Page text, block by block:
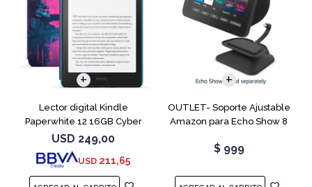
Lector digital Kindle
Paperwhite 12 16GB Cyber
City
USD 249,00
USD 211,65
OUTLET- Soporte Ajustable
Amazon para Echo Show 8
$ 999